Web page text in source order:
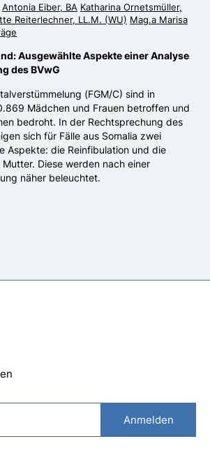
Antonia Eiber, BA Katharina Ornetsmüller,
Reiterlechner, LL.M. (WU) Mag.a Marisa
Ausgewählte Aspekte einer Analyse
des BVwG
(FGM/C) sind in
Mädchen und Frauen betroffen und
bedroht. In der Rechtsprechung des
sich für Fälle aus Somalia zwei
Aspekte: die Reinfibulation und die
Diese werden nach einer
näher beleuchtet.